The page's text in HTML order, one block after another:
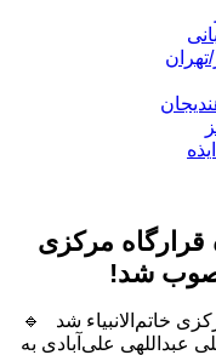
تهران
قرارگاه مرکزی
شد!
خاتم‌الانبیاء شد 🔹
علی‌آبادی به